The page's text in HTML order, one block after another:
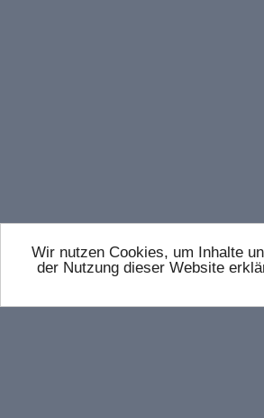
Wir nutzen Cookies, um Inhalte
der Nutzung dieser Website